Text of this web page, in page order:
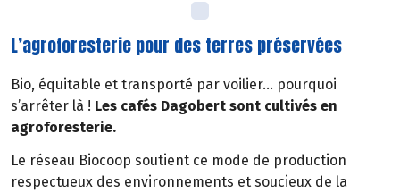
L’agroforesterie pour des terres préservées
Bio, équitable et transporté par voilier… pourquoi
s’arrêter là ! Les cafés Dagobert sont cultivés en
agroforesterie.
Le réseau Biocoop soutient ce mode de production
respectueux des environnements et soucieux de la